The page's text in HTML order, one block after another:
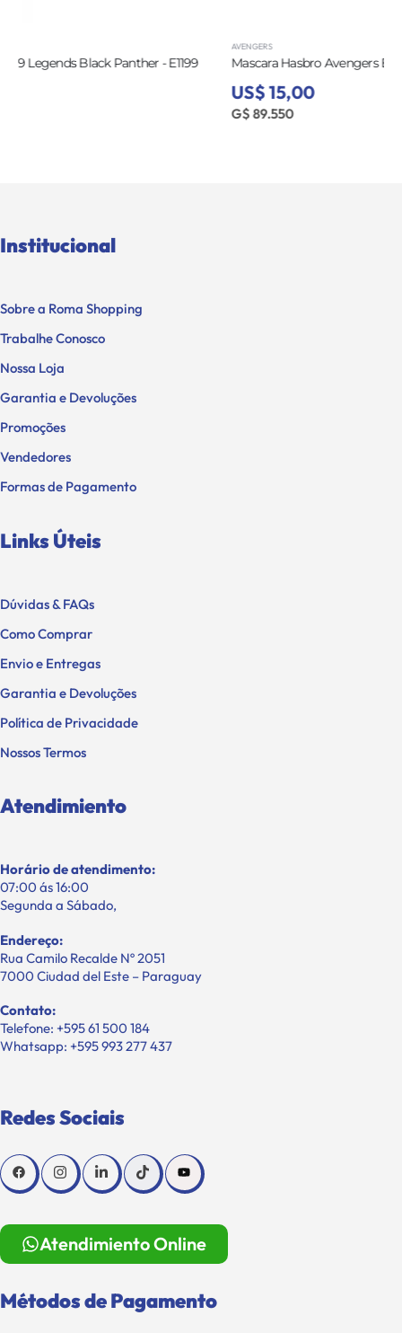
Mascara Hasbro Avengers E0845 Ant-Man Basica - E0845
Institucional
Sobre a Roma Shopping
Trabalhe Conosco
Nossa Loja
Garantia e Devoluções
Promoções
Vendedores
Formas de Pagamento
Links Úteis
Dúvidas & FAQs
Como Comprar
Envio e Entregas
Garantia e Devoluções
Política de Privacidade
Nossos Termos
Atendimiento
Horário de atendimento:
07:00 ás 16:00
Segunda a Sábado,
Endereço:
Rua Camilo Recalde Nº 2051
7000 Ciudad del Este – Paraguay
Contato:
Telefone: +595 61 500 184
Whatsapp: +595 993 277 437
Redes Sociais
Atendimiento Online
Métodos de Pagamento